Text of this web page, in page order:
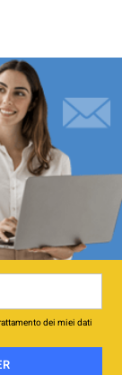
dei miei dati